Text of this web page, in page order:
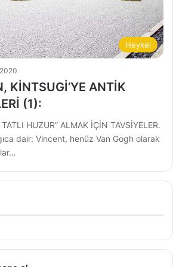
Heykel
KİNTSUGİ’YE ANTİK
(1):
HUZUR” ALMAK İÇİN TAVSİYELER.
dair: Vincent, henüz Van Gogh olarak